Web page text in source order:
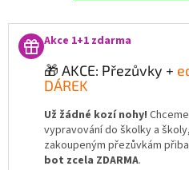
Akce 1+1 zdarma
🎁 AKCE: Přezůvky +
DÁREK
Už žádné kozí nohy!
vypravování do školky a
zakoupeným přezůvkám
bot zcela ZDARMA.